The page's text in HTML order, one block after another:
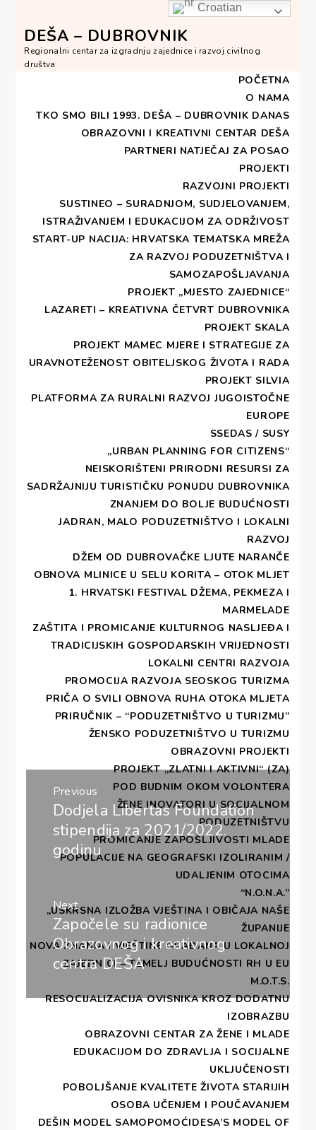
content
DEŠA – DUBROVNIK
Regionalni centar za izgradnju zajednice i razvoj civilnog
društva
POČETNA
O NAMA
TKO SMO BILI 1993. DEŠA – DUBROVNIK DANAS
OBRAZOVNI I KREATIVNI CENTAR DEŠA
PARTNERI NATJEČAJ ZA POSAO
PROJEKTI
RAZVOJNI PROJEKTI
SUSTINEO – SURADNJOM, SUDJELOVANJEM,
ISTRAŽIVANJEM I EDUKACIJOM ZA ODRŽIVOST
START-UP NACIJA: HRVATSKA TEMATSKA MREŽA
ZA RAZVOJ PODUZETNIŠTVA I
SAMOZAPOŠLJAVANJA
PROJEKT „MJESTO ZAJEDNICE“
LAZARETI – KREATIVNA ČETVRT DUBROVNIKA
PROJEKT SKALA
PROJEKT MAMEC MJERE I STRATEGIJE ZA
URAVNOTEŽENOST OBITELJSKOG ŽIVOTA I RADA
PROJEKT SILVIA
PLATFORMA ZA RURALNI RAZVOJ JUGOISTOČNE
EUROPE
SSEDAS / SUSY
„URBAN PLANNING FOR CITIZENS“
NEISKORIŠTENI PRIRODNI RESURSI ZA
SADRŽAJNIJU TURISTIČKU PONUDU DUBROVNIKA
ZNANJEM DO BOLJE BUDUĆNOSTI
JADRAN, MALO PODUZETNIŠTVO I LOKALNI
RAZVOJ
DŽEM OD DUBROVAČKE LJUTE NARANČE
OBNOVA MLINICE U SELU KORITA – OTOK MLJET
1. HRVATSKI FESTIVAL DŽEMA, PEKMEZA I
MARMELADE
ZAŠTITA I PROMICANJE KULTURNOG NASLJEĐA I
TRADICIJSKIH GOSPODARSKIH VRIJEDNOSTI
LOKALNI CENTRI RAZVOJA
PROMOCIJA RAZVOJA SEOSKOG TURIZMA
PRIČA O SVILI OBNOVA RUHA OTOKA MLJETA
PRIRUČNIK – “PODUZETNIŠTVO U TURIZMU”
ŽENSKO PODUZETNIŠTVO U TURIZMU
OBRAZOVNI PROJEKTI
PROJEKT „ZLATNI I AKTIVNI“ (ZA)
POD BUDNIM OKOM VOLONTERA
ŽENE INOVATORI U SOCIJALNOM
PODUZETNIŠTVU
PROMICANJE ZAPOŠLJIVOSTI MLADE
POPULACIJE NA GEOGRAFSKI IZOLIRANIM /
UDALJENIM OTOCIMA
“N.O.N.A.”
„USKRSNA IZLOŽBA VJEŠTINA I OBIČAJA NAŠE
ŽUPANIJE
NOVA ZNANJA I VJEŠTINE GRAĐANA U LOKALNOJ
ZAJEDNICI – TEMELJ BUDUĆNOSTI RH U EU
M.O.T.S.
RESOCIJALIZACIJA OVISNIKA KROZ DODATNU
IZOBRAZBU
OBRAZOVNI CENTAR ZA ŽENE I MLADE
EDUKACIJOM DO ZDRAVLJA I SOCIJALNE
UKLJUČENOSTI
POBOLJŠANJE KVALITETE ŽIVOTA STARIJIH
OSOBA UČENJEM I POUČAVANJEM
DEŠIN MODEL SAMOPOMOĆIDESA’S MODEL OF
LISTOPAD
11
LEROVO “JUGO” ZA PROJEKT “ZLATNI I AKTIVNI”
Lerovo “Jugo” za projekt
“Zlatni i aktivni”
11. LISTOPADA 2021 BY
DESA - DUBROVNIK
Print 🖨 PDF 📄
je mogući trag kazališnog propitivanja
i oplakuju valovi, stanje pojačanog juga koje traje
sa svim onim što znači i što izaziva. Poetična
scenska priča u kojoj se ogleda moguća zrcalna
slika duše Grada kojem je posvećena i onih koji je
ovom izvedbom slute. S
71. Dubrovačkim ljetnim igrama posvetivši svoju
Martinoviću i, svom dugodišnjem članu, Predragu
ostvarena je u
suradnji s udrugom DEŠA – Dubrovnik kroz projekt
protuepidemijskih mjera, u Lazaretima 12. listopada
2021. u 19.30 sati uz besplatan ulaz.
objava
Previous
Previous
post:
Dodjela Libertas Foundation
stipendija za 2021/2022.
godinu
Next
Next
post:
Započele su radionice
Obrazovnog i kreativnog
centra DEŠA
Croatian